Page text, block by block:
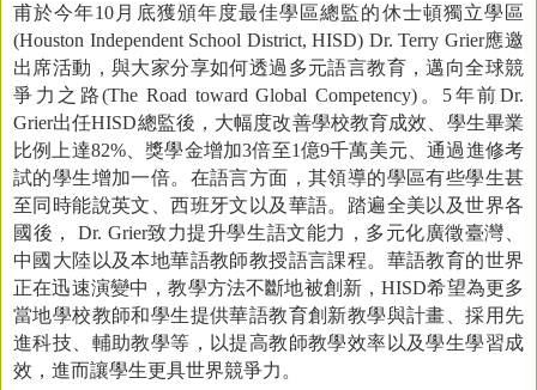
甫於今年10 月底獲頒年度最佳學區總監的休士頓獨立學區
(Houston Independent School District, HISD) Dr. Terry Grier應邀
出席活動，與大家分享如何透過多元語言教育，邁向全球競
爭力之路(The Road toward Global Competency)。 5年前Dr.
Grier出任HISD總監後，大幅度改善學校教育成效、學生畢業
比例上達82%、獎學金增加3倍至1億9千萬美元、通過進修考
試的學生增加一倍。在語言方面，其領導的學區有些學生甚
至同時能說英文、西班牙文以及華語。踏遍全美以及世界各
國後，
Dr. Grier致力提升學生語文能力，多元化廣徵臺灣、
中國大陸以及本地華語教師教授語言課程。華語教育的世界
正在迅速演變中，教學方法不斷地被創新，HISD希望為更多
當地學校教師和學生提供華語教育創新教學與計畫、採用先
進科技、輔助教學等，以提高教師教學效率以及學生學習成
效，進而讓學生更具世界競爭力。